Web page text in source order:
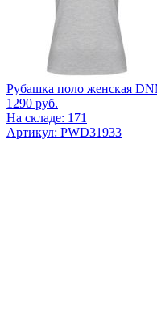
Рубашка поло женская
1290 руб.
На складе: 171
Артикул: PWD31933